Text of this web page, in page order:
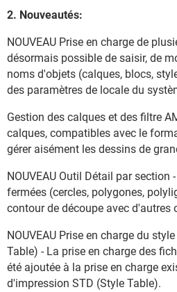
2. Nouveautés:
NOUVEAU Prise en charge de
désormais possible de saisir, de
noms d'objets (calques, blocs,
des paramètres de locale du
Gestion des calques et des filtre
calques, compatibles avec le
gérer aisément les dessins de
NOUVEAU Outil Détail par section
fermées (cercles, polygones,
contour de découpe avec d'autres
NOUVEAU Prise en charge du
Table) - La prise en charge des
été ajoutée à la prise en charge
d'impression STD (Style Table).